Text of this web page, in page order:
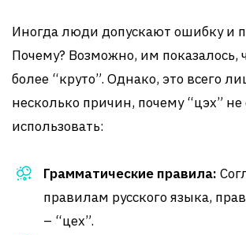
Иногда люди допускают ошибку и
Почему? Возможно, им показалось,
более “круто”. Однако, это всего
несколько причин, почему “цэх” не
использовать:
Грамматические правила:
правилам русского языка,
– “цех”.